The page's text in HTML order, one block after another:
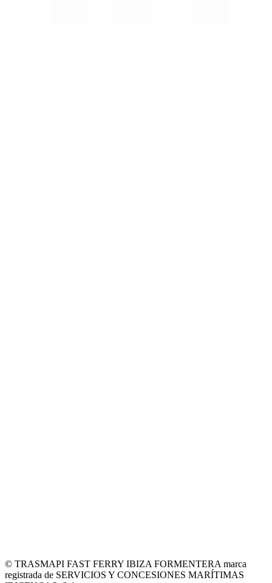
© TRASMAPI FAST FERRY IBIZA FORMENTERA marca
registrada de SERVICIOS Y CONCESIONES MARÍTIMAS